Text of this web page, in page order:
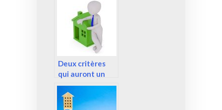
maison ou son
appartement.
Deux critères
qui auront un
poids pour faire
estimer sa
maison!